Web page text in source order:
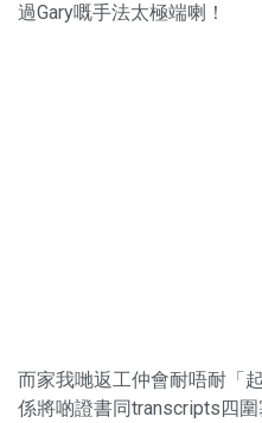
過Gary嘅手法太極端喇！
而家我哋返工仲會耐唔耐「
係將啲證書同transcripts四